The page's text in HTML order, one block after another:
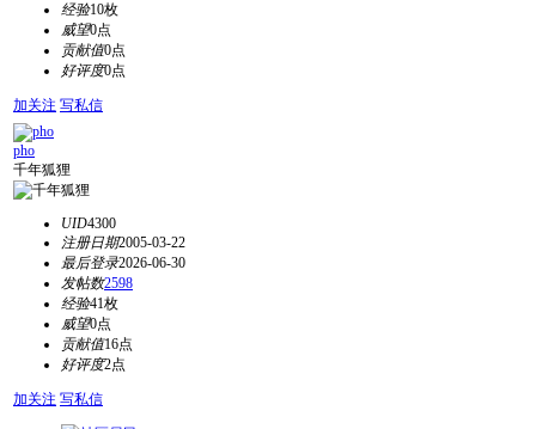
经验10枚
威望0点
贡献值0点
好评度0点
加关注 写私信
pho
千年狐狸
UID4300
注册日期2005-03-22
最后登录2026-06-30
发帖数2598
经验41枚
威望0点
贡献值16点
好评度2点
加关注 写私信